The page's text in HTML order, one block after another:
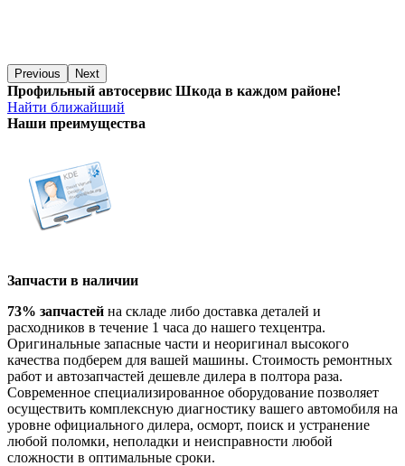
Previous Next
Профильный автосервис Шкода в каждом районе!
Найти ближайший
Наши преимущества
Запчасти в наличии
73% запчастей на складе либо доставка деталей и
расходников в течение 1 часа до нашего техцентра.
Оригинальные запасные части и неоригинал высокого
качества подберем для вашей машины. Стоимость ремонтных
работ и автозапчастей дешевле дилера в полтора раза.
Современное специализированное оборудование позволяет
осуществить комплексную диагностику вашего автомобиля на
уровне официального дилера, осморт, поиск и устранение
любой поломки, неполадки и неисправности любой
сложности в оптимальные сроки.